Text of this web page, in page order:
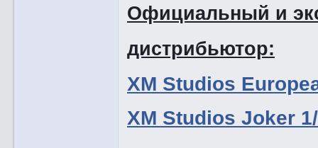
Официальный и
дистрибьютор:
XM Studios
XM Studios Joker